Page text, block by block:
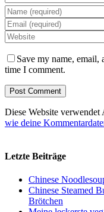
Save my name,
time I comment.
Diese Website verwendet
wie deine
Letzte Beiträge
Chinese
Chinese Steamed
Brötchen